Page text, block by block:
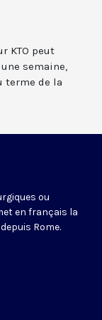
KTO peut
semaine,
terme de la
ou
en français la
Rome.